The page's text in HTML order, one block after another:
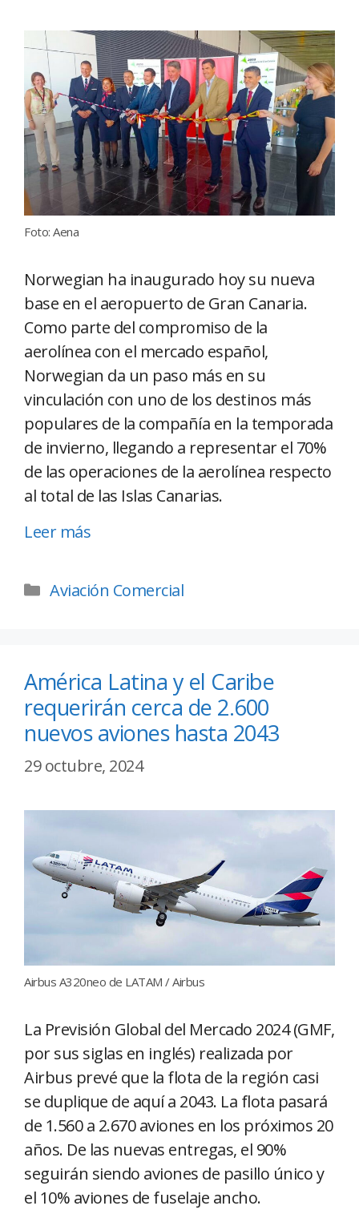
Foto: Aena
Norwegian ha inaugurado hoy su nueva
base en el aeropuerto de Gran Canaria.
Como parte del compromiso de la
aerolínea con el mercado español,
Norwegian da un paso más en su
vinculación con uno de los destinos más
populares de la compañía en la temporada
de invierno, llegando a representar el 70%
de las operaciones de la aerolínea respecto
al total de las Islas Canarias.
Leer más
Aviación Comercial
América Latina y el Caribe
requerirán cerca de 2.600
nuevos aviones hasta 2043
29 octubre, 2024
Airbus A320neo de LATAM / Airbus
La Previsión Global del Mercado 2024 (GMF,
por sus siglas en inglés) realizada por
Airbus prevé que la flota de la región casi
se duplique de aquí a 2043. La flota pasará
de 1.560 a 2.670 aviones en los próximos 20
años. De las nuevas entregas, el 90%
seguirán siendo aviones de pasillo único y
el 10% aviones de fuselaje ancho.